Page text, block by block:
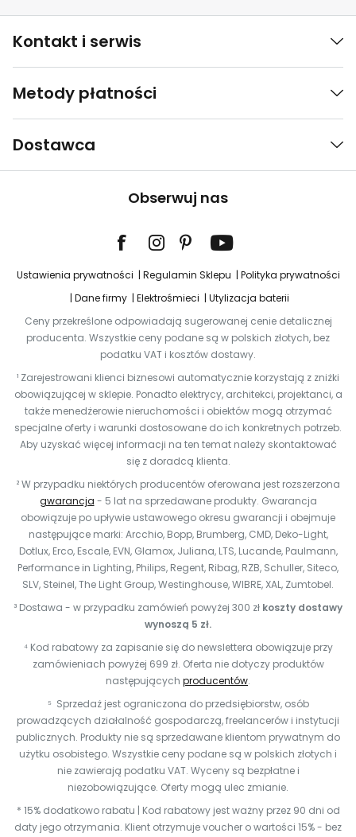
Kontakt i serwis
Metody płatności
Dostawca
Obserwuj nas
Ustawienia prywatności Regulamin Sklepu
Polityka prywatności
Dane firmy
Elektrośmieci
Utylizacja baterii
Ceny przekreślone odpowiadają sugerowanej cenie detalicznej
producenta. Wszystkie ceny podane są w polskich złotych, bez
podatku VAT i kosztów dostawy.
¹ Zarejestrowani klienci biznesowi automatycznie korzystają z zniżki
obowiązującej w sklepie. Ponadto elektrycy, architekci, projektanci, a
także menedżerowie nieruchomości i obiektów mogą otrzymać
specjalne oferty i warunki dostosowane do ich konkretnych potrzeb.
Aby uzyskać więcej informacji na ten temat należy skontaktować
się z doradcą klienta.
² W przypadku niektórych producentów oferowana jest rozszerzona
gwarancja - 5 lat na sprzedawane produkty. Gwarancja
obowiązuje po upływie ustawowego okresu gwarancji i obejmuje
następujące marki: Arcchio, Bopp, Brumberg, CMD, Deko-Light,
Dotlux, Erco, Escale, EVN, Glamox, Juliana, LTS, Lucande, Paulmann,
Performance in Lighting, Philips, Regent, Ribag, RZB, Schuller, Siteco,
SLV, Steinel, The Light Group, Westinghouse, WIBRE, XAL, Zumtobel.
³ Dostawa - w przypadku zamówień powyżej 300 zł koszty dostawy
wynoszą 5 zł.
⁴ Kod rabatowy za zapisanie się do newslettera obowiązuje przy
zamówieniach powyżej 699 zł. Oferta nie dotyczy produktów
następujących producentów.
⁵ Sprzedaż jest ograniczona do przedsiębiorstw, osób
prowadzących działalność gospodarczą, freelancerów i instytucji
publicznych. Produkty nie są sprzedawane klientom prywatnym do
użytku osobistego. Wszystkie ceny podane są w polskich złotych i
nie zawierają podatku VAT. Wyceny są bezpłatne i
niezobowiązujące. Oferty mogą ulec zmianie.
* 15% dodatkowo rabatu | Kod rabatowy jest ważny przez 90 dni od
daty jego otrzymania. Klient otrzymuje voucher o wartości 15% - bez